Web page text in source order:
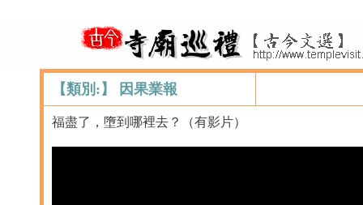
【類別:】 因果業報
福盡了，墮到哪裡去？（有影片）